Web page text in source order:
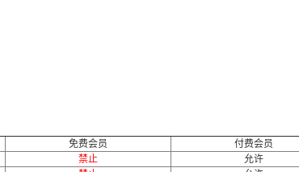
免费会员
付费会员
禁止
允许